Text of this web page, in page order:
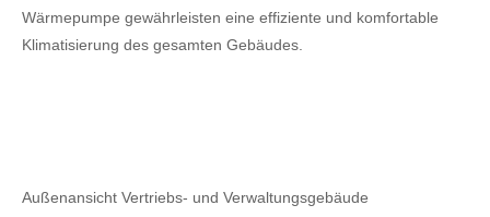
Wärmepumpe gewährleisten eine effiziente und komfortable
Klimatisierung des gesamten Gebäudes.
Außenansicht Vertriebs- und Verwaltungsgebäude